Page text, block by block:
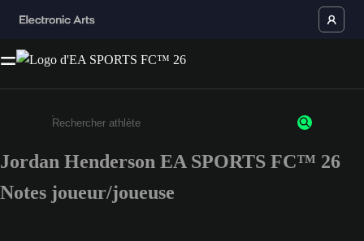
Saisissez au moins 3 caractères ou chiffres.
Jordan Henderson EA SPORTS FC™ 26
Notes joueur/joueuse